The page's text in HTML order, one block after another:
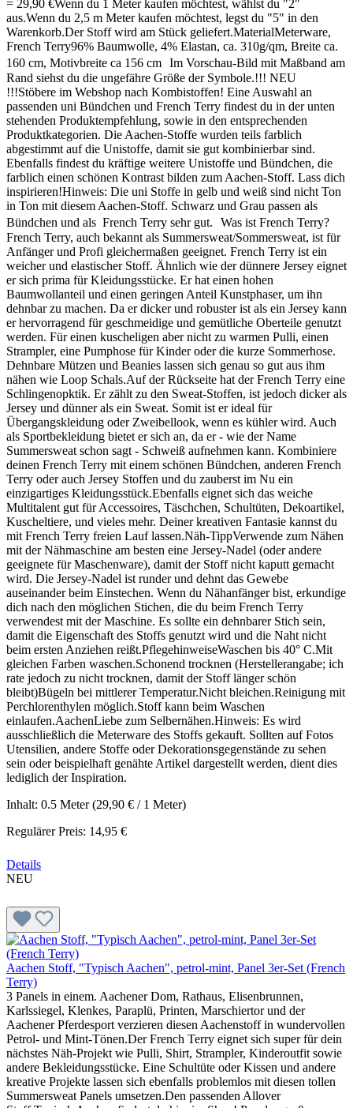
= 29,90 €Wenn du 1 Meter kaufen möchtest, wählst du "2"
aus.Wenn du 2,5 m Meter kaufen möchtest, legst du "5" in den
Warenkorb.Der Stoff wird am Stück geliefert.MaterialMeterware,
French Terry96% Baumwolle, 4% Elastan, ca. 310g/qm, Breite ca.
160 cm, Motivbreite ca 156 cm Im Vorschau-Bild mit Maßband am
Rand siehst du die ungefähre Größe der Symbole.!!! NEU
!!!Stöbere im Webshop nach Kombistoffen! Eine Auswahl an
passenden uni Bündchen und French Terry findest du in der unten
stehenden Produktempfehlung, sowie in den entsprechenden
Produktkategorien. Die Aachen-Stoffe wurden teils farblich
abgestimmt auf die Unistoffe, damit sie gut kombinierbar sind.
Ebenfalls findest du kräftige weitere Unistoffe und Bündchen, die
farblich einen schönen Kontrast bilden zum Aachen-Stoff. Lass dich
inspirieren!Hinweis: Die uni Stoffe in gelb und weiß sind nicht Ton
in Ton mit diesem Aachen-Stoff. Schwarz und Grau passen als
Bündchen und als French Terry sehr gut. Was ist French Terry?
French Terry, auch bekannt als Summersweat/Sommersweat, ist für
Anfänger und Profi gleichermaßen geeignet. French Terry ist ein
weicher und elastischer Stoff. Ähnlich wie der dünnere Jersey eignet
er sich prima für Kleidungsstücke. Er hat einen hohen
Baumwollanteil und einen geringen Anteil Kunstphaser, um ihn
dehnbar zu machen. Da er dicker und robuster ist als ein Jersey kann
er hervorragend für geschmeidige und gemütliche Oberteile genutzt
werden. Für einen kuscheligen aber nicht zu warmen Pulli, einen
Strampler, eine Pumphose für Kinder oder die kurze Sommerhose.
Dehnbare Mützen und Beanies lassen sich genau so gut aus ihm
nähen wie Loop Schals.Auf der Rückseite hat der French Terry eine
Schlingenopktik. Er zählt zu den Sweat-Stoffen, ist jedoch dicker als
Jersey und dünner als ein Sweat. Somit ist er ideal für
Übergangskleidung oder Zweibellook, wenn es kühler wird. Auch
als Sportbekleidung bietet er sich an, da er - wie der Name
Summersweat schon sagt - Schweiß aufnehmen kann. Kombiniere
deinen French Terry mit einem schönen Bündchen, anderen French
Terry oder auch Jersey Stoffen und du zauberst im Nu ein
einzigartiges Kleidungsstück.Ebenfalls eignet sich das weiche
Multitalent gut für Accessoires, Täschchen, Schultüten, Dekoartikel,
Kuscheltiere, und vieles mehr. Deiner kreativen Fantasie kannst du
mit French Terry freien Lauf lassen.Näh-TippVerwende zum Nähen
mit der Nähmaschine am besten eine Jersey-Nadel (oder andere
geeignete für Maschenware), damit der Stoff nicht kaputt gemacht
wird. Die Jersey-Nadel ist runder und dehnt das Gewebe
auseinander beim Einstechen. Wenn du Nähanfänger bist, erkundige
dich nach den möglichen Stichen, die du beim French Terry
verwendest mit der Maschine. Es sollte ein dehnbarer Stich sein,
damit die Eigenschaft des Stoffs genutzt wird und die Naht nicht
beim ersten Anziehen reißt.PflegehinweiseWaschen bis 40° C.Mit
gleichen Farben waschen.Schonend trocknen (Herstellerangabe; ich
rate jedoch zu nicht trocknen, damit der Stoff länger schön
bleibt)Bügeln bei mittlerer Temperatur.Nicht bleichen.Reinigung mit
Perchlorenthylen möglich.Stoff kann beim Waschen
einlaufen.AachenLiebe zum Selbernähen.Hinweis: Es wird
ausschließlich die Meterware des Stoffs gekauft. Sollten auf Fotos
Utensilien, andere Stoffe oder Dekorationsgegenstände zu sehen
sein oder beispielhaft genähte Artikel dargestellt werden, dient dies
lediglich der Inspiration.
Inhalt: 0.5 Meter(29,90 € / 1 Meter)
Regulärer Preis: 14,95 €
Details
NEU
Aachen Stoff, "Typisch Aachen", petrol-mint, Panel 3er-Set (French
Terry)
3 Panels in einem. Aachener Dom, Rathaus, Elisenbrunnen,
Karlssiegel, Klenkes, Paraplü, Printen, Marschiertor und der
Aachener Pferdesport verzieren diesen Aachenstoff in wundervollen
Petrol- und Mint-Tönen.Der French Terry eignet sich super für dein
nächstes Näh-Projekt wie Pulli, Shirt, Strampler, Kinderoutfit sowie
andere Bekleidungsstücke. Eine Schultüte oder Kissen und andere
kreative Projekte lassen sich ebenfalls problemlos mit diesen tollen
Summersweat Panels umsetzen.Den passenden Allover